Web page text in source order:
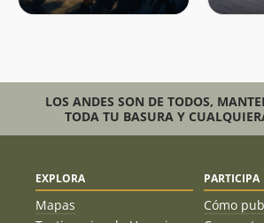
LOS ANDES SON DE TODOS,
TODA TU BASURA Y
EXPLORA
Mapas
PARTICIPA
Cómo